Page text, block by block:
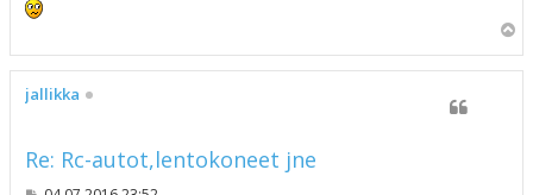
ö
jallikka
Re: Rc-autot,lentokoneet jne